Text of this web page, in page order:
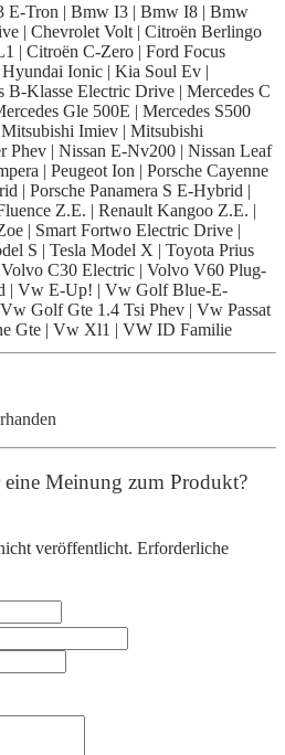
E-Tron | Bmw I3 | Bmw I8 | Bmw
| Chevrolet Volt | Citroën Berlingo
| Citroën C-Zero | Ford Focus
Ionic | Kia Soul Ev |
B-Klasse Electric Drive | Mercedes C
Gle 500E | Mercedes S500
Imiev | Mitsubishi
Phev | Nissan E-Nv200 | Nissan Leaf
| Peugeot Ion | Porsche Cayenne
| Porsche Panamera S E-Hybrid |
Z.E. | Renault Kangoo Z.E. |
| Smart Fortwo Electric Drive |
S | Tesla Model X | Toyota Prius
C30 Electric | Volvo V60 Plug-
| Vw E-Up! | Vw Golf Blue-E-
Golf Gte 1.4 Tsi Phev | Vw Passat
Gte | Vw Xl1 | VW ID Familie
eine Meinung zum Produkt?
veröffentlicht. Erforderliche